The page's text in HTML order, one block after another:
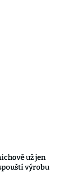
už jen
výrobu